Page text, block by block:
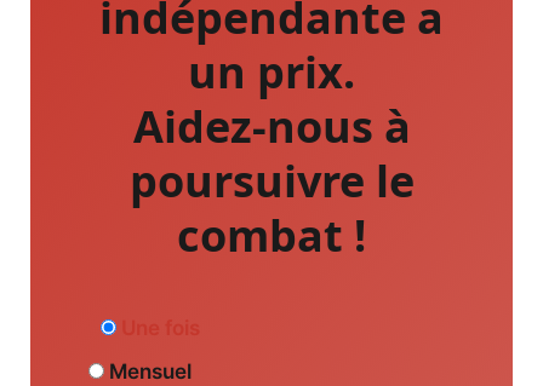
indépendante a
un prix.
Aidez-nous à
poursuivre le
combat !
Mensuel